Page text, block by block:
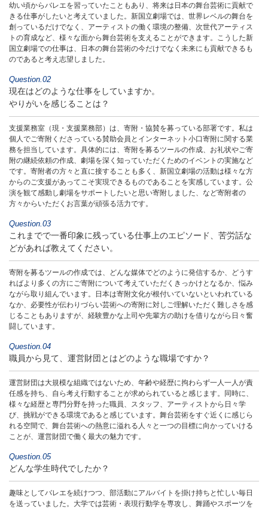
す。
す。
幼い頃からバレエを習っていたこともあり、将来は日本の舞台芸術に貢献で
きる仕事がしたいと考えていました。新国立劇場では、世界レベルの舞台を
創っているだけでなく、アーティストの働く環境の整備、次世代アーティス
トの育成など、様々な面から舞台芸術を支えることができます。こうした新
国立劇場での仕事は、日本の舞台芸術の今だけでなく未来にも貢献できるも
のであると考え志望しました。
Question.02
現在はどのような仕事をしていますか。
やりがいを感じることは？
支援業務室（現・支援業務部）は、寄附・協賛を募っている部署です。私は
個人でご寄附くださっている賛助会員とインターネット小口寄附に関する業
務を担当しています。具体的には、寄附を募るツールの作成、お礼状やご寄
附の継続依頼の作成、劇場を深く知っていただくためのイベントの実施など
です。寄附者の方々と直に接することも多く、新国立劇場の活動は様々な方
からのご支援があってこそ実現できるものであることを実感しています。公
演を観て感動し劇場をサポートしたいと思い寄附しました、など寄附者の
方々からいただくお言葉が頑張る活力です。
Question.03
これまでで一番印象に残っている仕事上のエピソード、苦労話な
どがあれば教えてください。
寄附を募るツールの作成では、どんな媒体でどのように発信するか、どうす
ればより多くの方にご寄附について考えていただくきっかけとなるか、悩み
ながら取り組んでいます。日本は寄附文化が根付いていないといわれている
なか、必要性が伝わりづらい芸術への寄附に対しご理解いただく難しさを感
じることもありますが、経験豊かな上司や先輩方の助けを借りながら日々奮
闘しています。
Question.04
職員から見て、運営財団とはどのような職場ですか？
運営財団は大規模な組織ではないため、年齢や経歴に拘わらず一人一人が責
任感を持ち、自ら考え行動することが求められていると感じます。同時に、
様々な経歴と専門分野を持った職員、スタッフ、アーティストから日々学
び、挑戦ができる環境であると感じています。舞台芸術をすぐ近くに感じら
れる空間で、舞台芸術への熱意に溢れる人々と一つの目標に向かっていける
ことが、運営財団で働く最大の魅力です。
Question.05
どんな学生時代でしたか？
趣味としてバレエを続けつつ、部活動にアルバイトを掛け持ちと忙しい毎日
を送っていました。大学では芸術・表現行動学を専攻し、舞踊やスポーツを